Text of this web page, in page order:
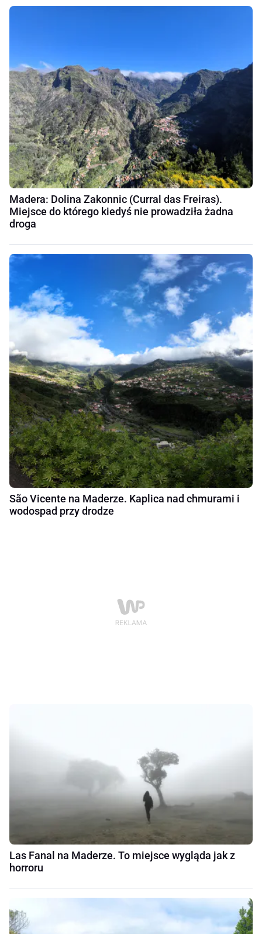
Madera: Dolina Zakonnic (Curral das Freiras).
Miejsce do którego kiedyś nie prowadziła żadna
droga
São Vicente na Maderze. Kaplica nad chmurami i
wodospad przy drodze
Las Fanal na Maderze. To miejsce wygląda jak z
horroru